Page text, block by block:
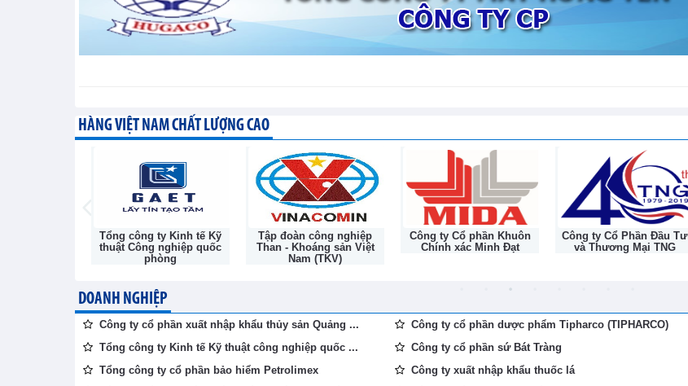
HÀNG VIỆT NAM CHẤT LƯỢNG CAO
Tổng công ty Kinh tế Kỹ
thuật Công nghiệp quốc
phòng
Tập đoàn công nghiệp
Than - Khoáng sản Việt
Nam (TKV)
Công ty Cổ phần Khuôn
Chính xác Minh Đạt
Công ty Cổ Phần Đầu Tư
và Thương Mại TNG
DOANH NGHIỆP
Công ty cổ phần xuất nhập khẩu thủy sản Quảng ...
Tổng công ty Kinh tế Kỹ thuật công nghiệp quốc ...
Tổng công ty cổ phần bảo hiểm Petrolimex
Công ty cổ phần dược phẩm Tipharco (TIPHARCO)
Công ty cổ phần sứ Bát Tràng
Công ty xuất nhập khẩu thuốc lá